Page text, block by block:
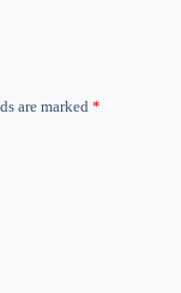
are marked *